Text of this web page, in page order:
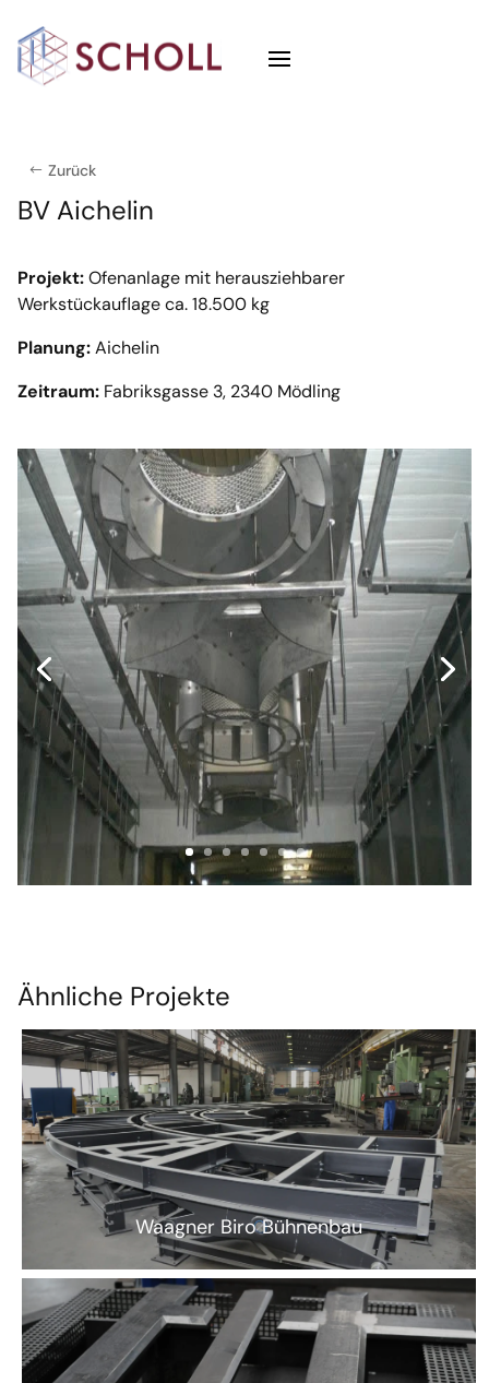
Zurück
BV Aichelin
Projekt:Ofenanlage mit herausziehbarer
Werkstückauflage ca. 18.500 kg
Planung:Aichelin
Zeitraum: Fabriksgasse 3, 2340 Mödling
Ähnliche Projekte
Waagner Biro Bühnenbau